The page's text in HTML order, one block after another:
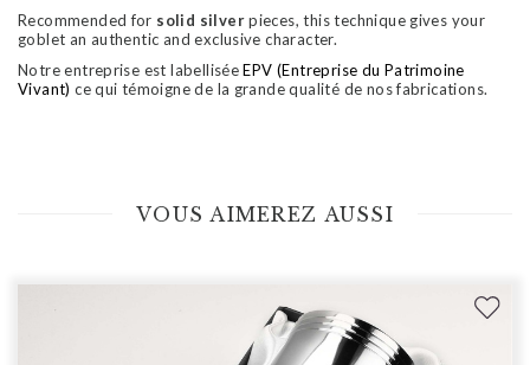
Recommended for solid silverpieces, this technique gives your
goblet an authentic and exclusive character.
Notre entreprise est labelliséeEPV (Entreprise du Patrimoine
Vivant) ce qui témoigne de la grande qualité de nos fabrications.
VOUS AIMEREZ AUSSI